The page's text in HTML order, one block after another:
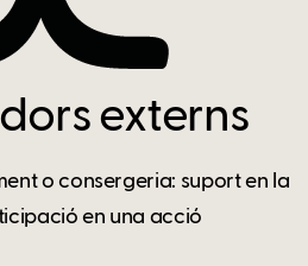
externs
o consergeria: suport en la
en una acció